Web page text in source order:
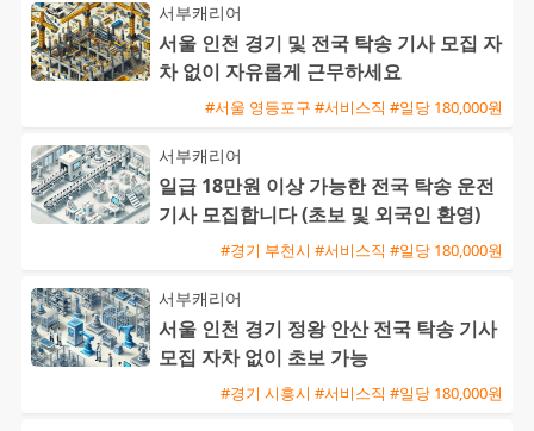
서부캐리어
서울 인천 경기 및 전국 탁송 기사 모집 자
차 없이 자유롭게 근무하세요
#서울 영등포구 #서비스직 #일당 180,000원
서부캐리어
일급 18만원 이상 가능한 전국 탁송 운전
기사 모집합니다 (초보 및 외국인 환영)
#경기 부천시 #서비스직 #일당 180,000원
서부캐리어
서울 인천 경기 정왕 안산 전국 탁송 기사
모집 자차 없이 초보 가능
#경기 시흥시 #서비스직 #일당 180,000원